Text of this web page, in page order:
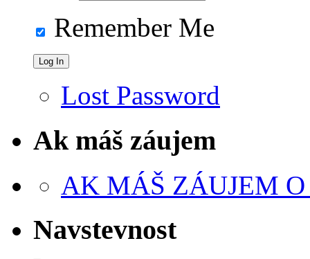
Remember Me
Lost Password
Ak máš záujem
AK MÁŠ ZÁUJEM
Navstevnost